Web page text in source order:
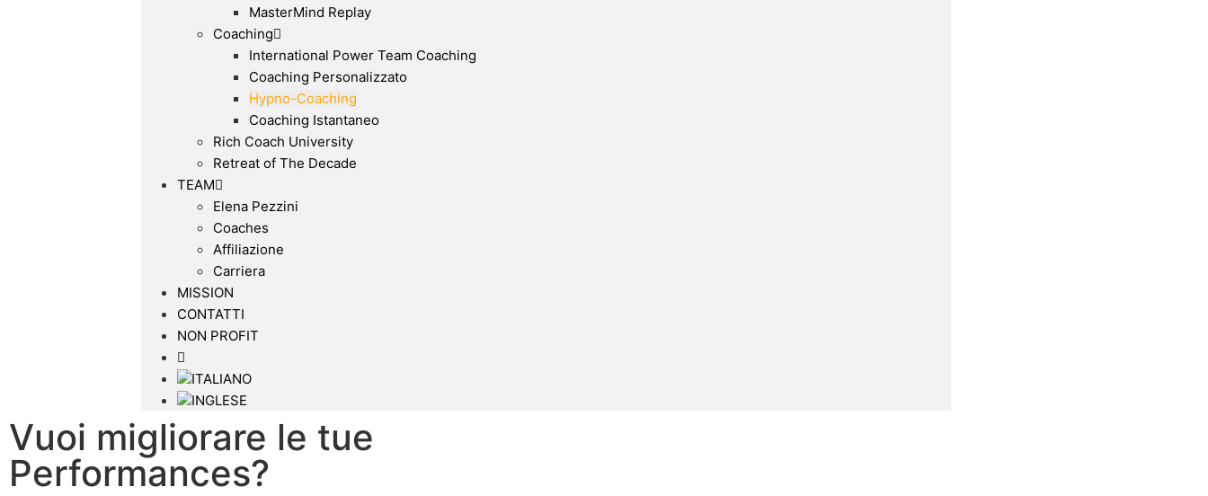
MasterMind Replay
Coaching
International Power Team Coaching
Coaching Personalizzato
Hypno-Coaching
Coaching Istantaneo
Rich Coach University
Retreat of The Decade
TEAM
Elena Pezzini
Coaches
Affiliazione
Carriera
MISSION
CONTATTI
NON PROFIT
Vuoi migliorare le tue
Performances?